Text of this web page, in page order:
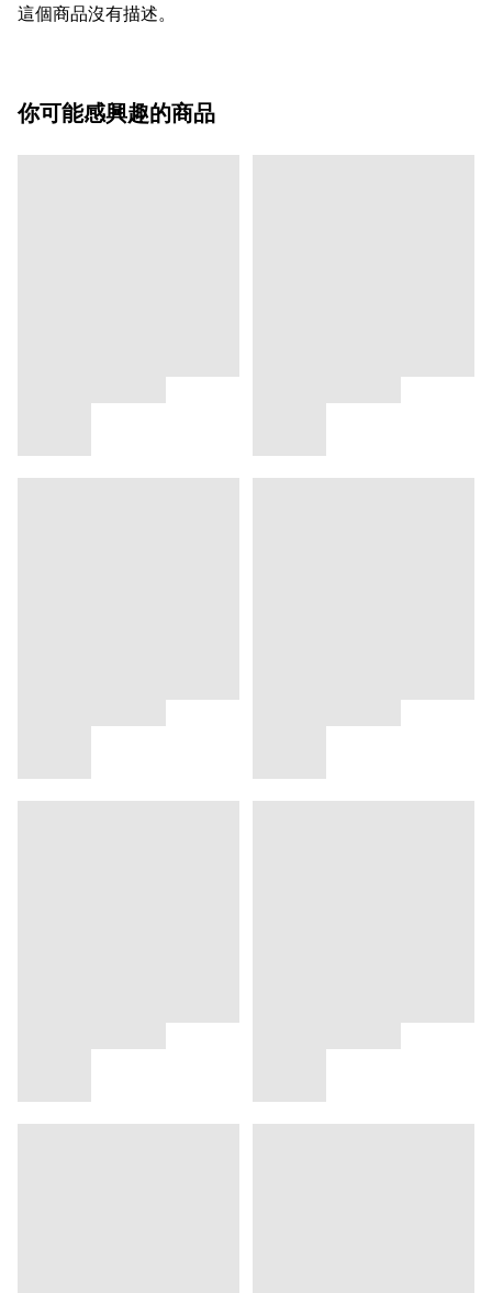
這個商品沒有描述。
你可能感興趣的商品